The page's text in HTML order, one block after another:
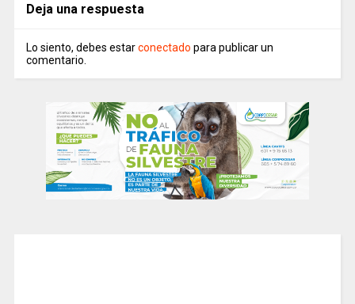
Deja una respuesta
Lo siento, debes estarconectado para publicar un
comentario.